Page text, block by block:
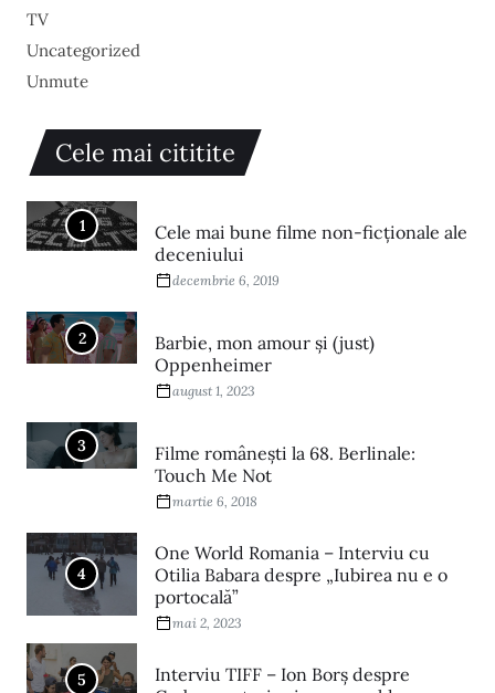
TV
Uncategorized
Unmute
Cele mai cititite
1
Cele mai bune filme non-ficționale ale
deceniului
decembrie 6, 2019
2
Barbie, mon amour și (just)
Oppenheimer
august 1, 2023
3
Filme româneşti la 68. Berlinale:
Touch Me Not
martie 6, 2018
4
One World Romania – Interviu cu
Otilia Babara despre „Iubirea nu e o
portocală”
mai 2, 2023
5
Interviu TIFF – Ion Borș despre